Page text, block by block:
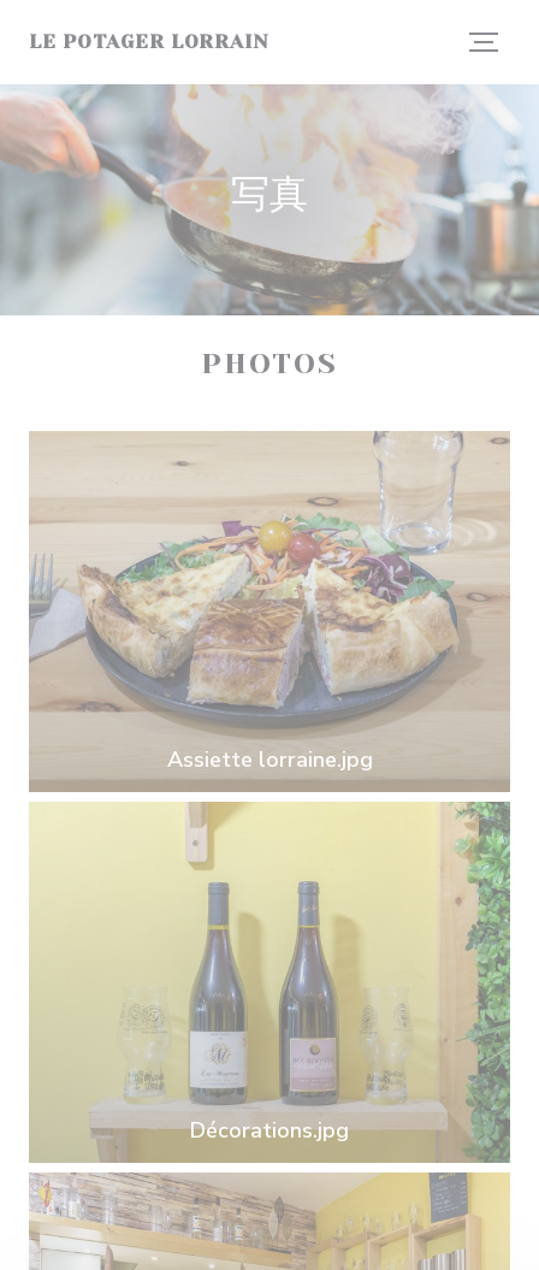
LE POTAGER LORRAIN
写真
PHOTOS
Assiette lorraine.jpg
Décorations.jpg